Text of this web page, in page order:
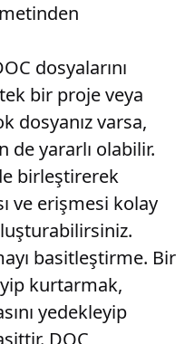
dosyalarını
bir proje veya
dosyanız varsa,
de yararlı olabilir.
birleştirerek
ve erişmesi kolay
basitleştirme. Bir
kurtarmak,
yedekleyip
DOC